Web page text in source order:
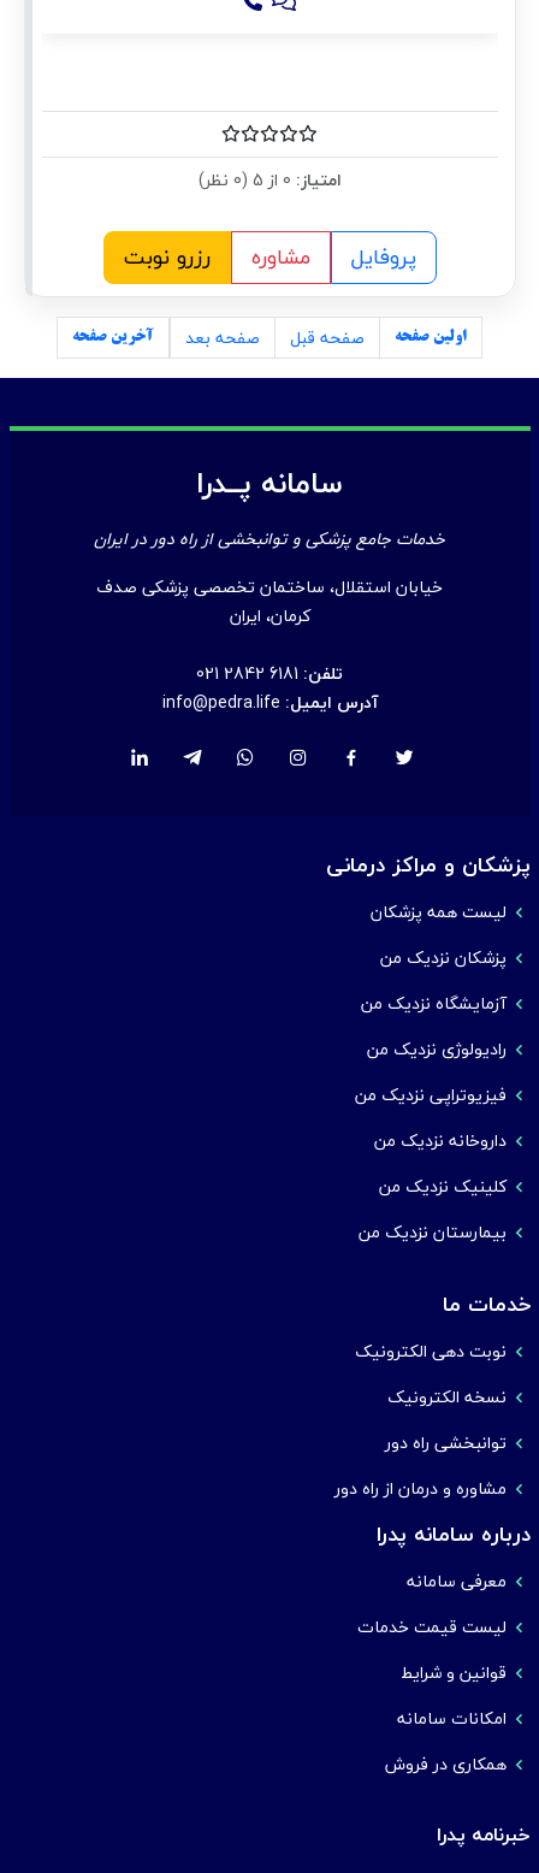
امتیاز:
پروفایل مشاوره رزرو نوبت
اولین صفحه صفحه قبل صفحه بعد آخرین صفحه
سامانه پــدرا
خدمات جامع پزشکی و توانبخشی از راه دور در ایران
خیابان استقلال، ساختمان تخصصی پزشکی صدف
کرمان، ایران
تلفن: 021 2842 6181
آدرس ایمیل: info@pedra.life
پزشکان و مراکز درمانی
لیست همه پزشکان
پزشکان نزدیک من
آزمایشگاه نزدیک من
رادیولوژی نزدیک من
فیزیوتراپی نزدیک من
داروخانه نزدیک من
کلینیک نزدیک من
بیمارستان نزدیک من
خدمات ما
نوبت دهی الکترونیک
نسخه الکترونیک
توانبخشی راه دور
مشاوره و درمان از راه دور
درباره سامانه پدرا
معرفی سامانه
لیست قیمت خدمات
قوانین و شرایط
امکانات سامانه
همکاری در فروش
خبرنامه پدرا